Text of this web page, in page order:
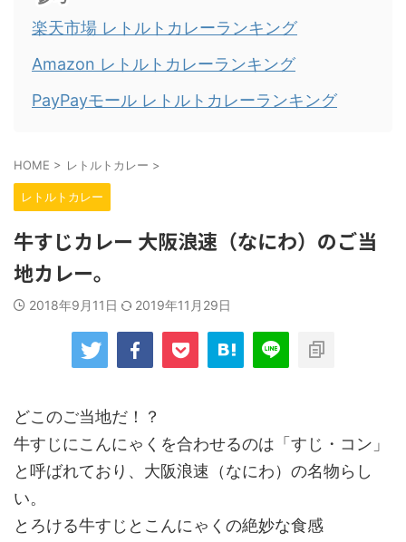
楽天市場 レトルトカレーランキング
Amazon レトルトカレーランキング
PayPayモール レトルトカレーランキング
HOME > レトルトカレー >
レトルトカレー
牛すじカレー 大阪浪速（なにわ）のご当
地カレー。
2018年9月11日 2019年11月29日
どこのご当地だ！？
牛すじにこんにゃくを合わせるのは「すじ・コン」
と呼ばれており、大阪浪速（なにわ）の名物らし
い。
とろける牛すじとこんにゃくの絶妙な食感